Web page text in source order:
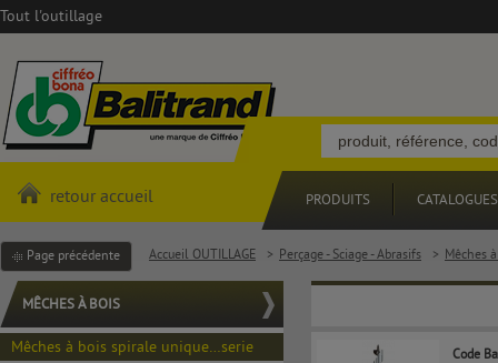
Tout l'outillage
retour accueil PRODUITS CATALOGUES
Page précédente Accueil OUTILLAGE > Perçage - Sciage - Abrasifs > Mêches
MÊCHES À BOIS
Mêches à bois spirale unique…serie
Code